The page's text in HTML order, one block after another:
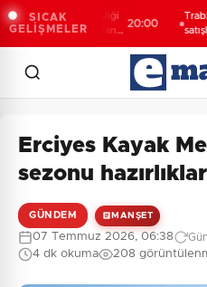
SICAK
GELİŞMELER
Kürt kardeşliği
bu toprakların
20:00
Erciyes Kayak
sezonu
GÜNDEM MANŞET
07 Temmuz 2026, 06:38
4 dk okuma 208